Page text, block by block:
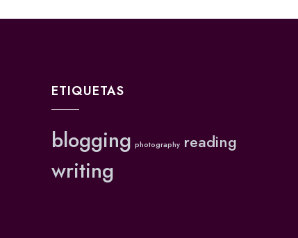
ETIQUETAS
blogging photography reading
writing